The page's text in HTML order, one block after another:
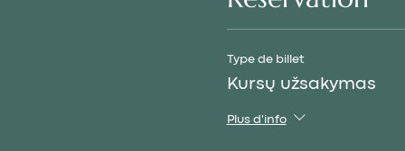
Type de billet
Kursų užsakymas
Plus d'info